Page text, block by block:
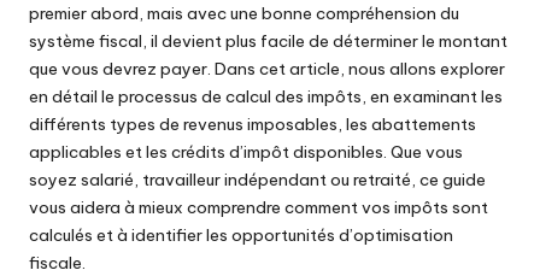
premier abord, mais avec une bonne compréhension du
système fiscal, il devient plus facile de déterminer le montant
que vous devrez payer. Dans cet article, nous allons explorer
en détail le processus de calcul des impôts, en examinant les
différents types de revenus imposables, les abattements
applicables et les crédits d’impôt disponibles. Que vous
soyez salarié, travailleur indépendant ou retraité, ce guide
vous aidera à mieux comprendre comment vos impôts sont
calculés et à identifier les opportunités d’optimisation
fiscale.